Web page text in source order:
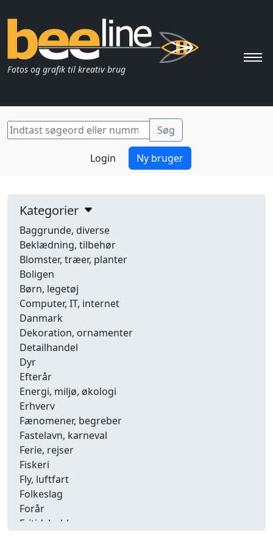
Fotos og grafik til kreativ brug
Login Ny bruger
Kategorier
Baggrunde, diverse
Beklædning, tilbehør
Blomster, træer, planter
Boligen
Børn, legetøj
Computer, IT, internet
Danmark
Dekoration, ornamenter
Detailhandel
Dyr
Efterår
Energi, miljø, økologi
Erhverv
Fænomener, begreber
Fastelavn, karneval
Ferie, rejser
Fiskeri
Fly, luftfart
Folkeslag
Forår
Fritid, hobby